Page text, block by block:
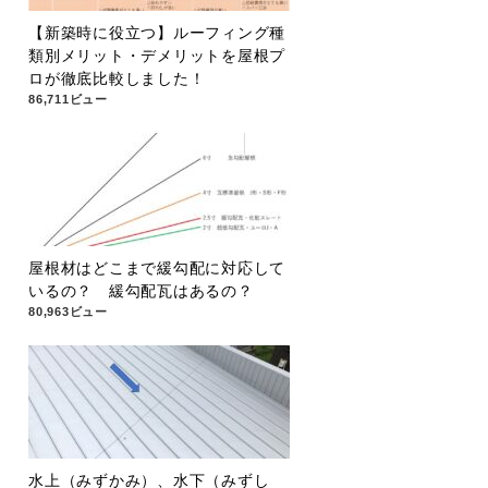
【新築時に役立つ】ルーフィング種
類別メリット・デメリットを屋根プ
ロが徹底比較しました！
86,711ビュー
屋根材はどこまで緩勾配に対応して
いるの？ 緩勾配瓦はあるの？
80,963ビュー
水上（みずかみ）、水下（みずし